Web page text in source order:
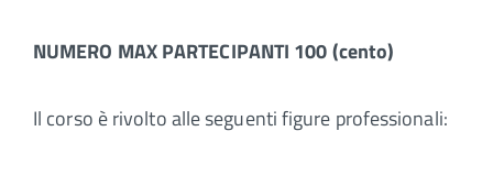
NUMERO MAX PARTECIPANTI 100 (cento)
Il corso è rivolto alle seguenti figure professionali: